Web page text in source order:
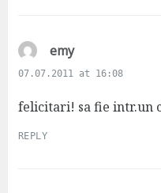
emys
a
s
07.07.2011 at 16:08
felicitari! sa fie intr.un
REPLY